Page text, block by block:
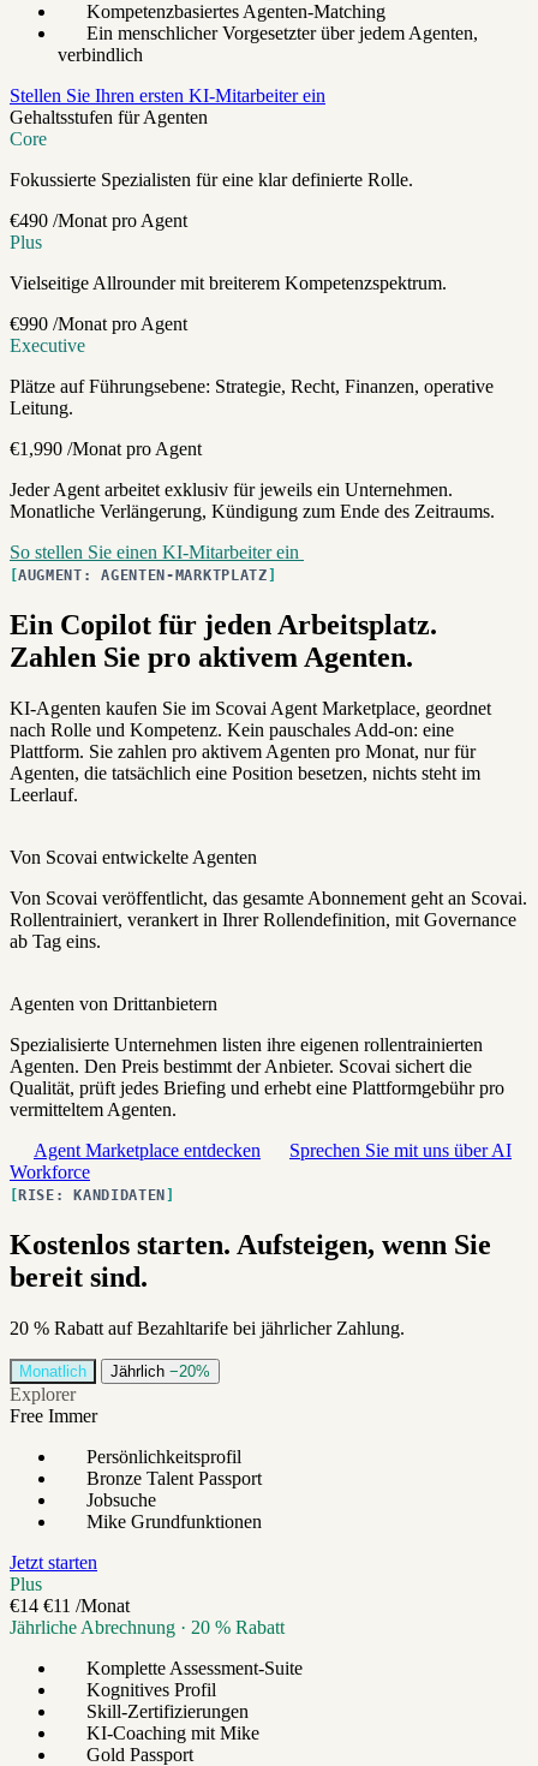
Kompetenzbasiertes Agenten-Matching
Ein menschlicher Vorgesetzter über jedem Agenten,
verbindlich
Stellen Sie Ihren ersten KI-Mitarbeiter ein
Gehaltsstufen für Agenten
Core
Fokussierte Spezialisten für eine klar definierte Rolle.
€490 /Monat pro Agent
Plus
Vielseitige Allrounder mit breiterem Kompetenzspektrum.
€990 /Monat pro Agent
Executive
Plätze auf Führungsebene: Strategie, Recht, Finanzen, operative
Leitung.
€1,990 /Monat pro Agent
Jeder Agent arbeitet exklusiv für jeweils ein Unternehmen.
Monatliche Verlängerung, Kündigung zum Ende des Zeitraums.
So stellen Sie einen KI-Mitarbeiter ein
AUGMENT: AGENTEN-MARKTPLATZ
Ein Copilot für jeden Arbeitsplatz.
Zahlen Sie pro aktivem Agenten.
KI-Agenten kaufen Sie im Scovai Agent Marketplace, geordnet
nach Rolle und Kompetenz. Kein pauschales Add-on: eine
Plattform. Sie zahlen pro aktivem Agenten pro Monat, nur für
Agenten, die tatsächlich eine Position besetzen, nichts steht im
Leerlauf.
Von Scovai entwickelte Agenten
Von Scovai veröffentlicht, das gesamte Abonnement geht an Scovai.
Rollentrainiert, verankert in Ihrer Rollendefinition, mit Governance
ab Tag eins.
Agenten von Drittanbietern
Spezialisierte Unternehmen listen ihre eigenen rollentrainierten
Agenten. Den Preis bestimmt der Anbieter. Scovai sichert die
Qualität, prüft jedes Briefing und erhebt eine Plattformgebühr pro
vermitteltem Agenten.
Agent Marketplace entdecken
Sprechen Sie mit uns über AI
Workforce
RISE: KANDIDATEN
Kostenlos starten. Aufsteigen, wenn Sie
bereit sind.
20 % Rabatt auf Bezahltarife bei jährlicher Zahlung.
Monatlich Jährlich −20%
Explorer
Free Immer
Persönlichkeitsprofil
Bronze Talent Passport
Jobsuche
Mike Grundfunktionen
Jetzt starten
Plus
€14 €11 /Monat
Jährliche Abrechnung · 20 % Rabatt
Komplette Assessment-Suite
Kognitives Profil
Skill-Zertifizierungen
KI-Coaching mit Mike
Gold Passport